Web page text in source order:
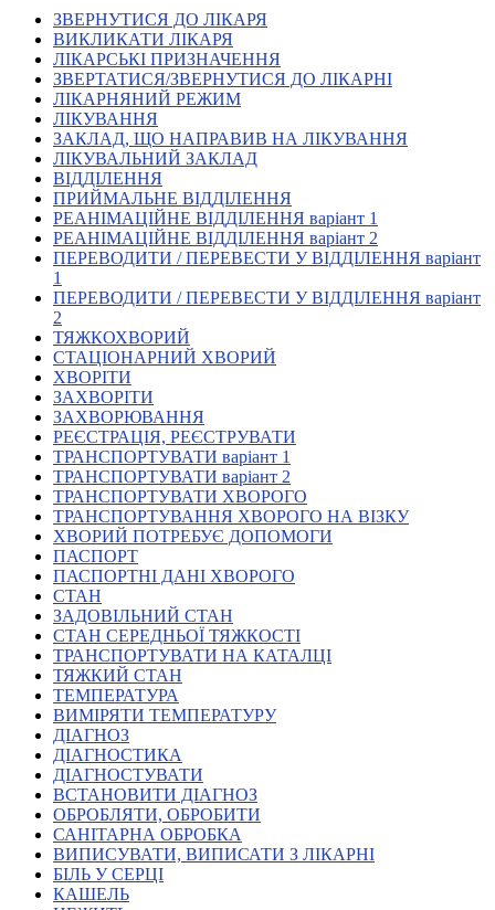
92 роки УТОГ
93 роки УТОГ
Історії та спогади ветеранів УТОГ
Кадрові зміни
Працевлаштування
Про глухих
Постаті в УТОГ
Все про УТОГ: ваші права, послуги та підтримка:
Важлива інформація
Благодійні справи
Історія глухих
Коронавірус
Брифінги
Офіційна інформація
Про УТОГ
Керівництво УТОГ
Громадські ради УТОГ ⩺
Всеукраїнська Рада голів обласних
організацій УТОГ
Всеукраїнська Рада ветеранів УТОГ
Всеукраїнська Рада перекладачів жестової
мови УТОГ
Всеукраїнська Рада директорів УТОГ
Молодіжні лідери УТОГ
Ветерани УТОГ
Мережа УТОГ
Підприємства УТОГ
Рекорди УТОГ
Видання УТОГ
Звіти
Посилання сторінок УТОГ
Контакти
Навчальні програми
Дошкільна освіта
Загальна освіта
Для абітурієнтів
Уроки
Українська жестова мова
ЗВЕРНУТИСЯ ДО ЛІКАРЯ
ВИКЛИКАТИ ЛІКАРЯ
ЛІКАРСЬКІ ПРИЗНАЧЕННЯ
ЗВЕРТАТИСЯ/ЗВЕРНУТИСЯ ДО ЛІКАРНІ
ЛІКАРНЯНИЙ РЕЖИМ
ЛІКУВАННЯ
ЗАКЛАД, ЩО НАПРАВИВ НА ЛІКУВАННЯ
ЛІКУВАЛЬНИЙ ЗАКЛАД
ВІДДІЛЕННЯ
ПРИЙМАЛЬНЕ ВІДДІЛЕННЯ
РЕАНІМАЦІЙНЕ ВІДДІЛЕННЯ варіант 1
РЕАНІМАЦІЙНЕ ВІДДІЛЕННЯ варіант 2
ПЕРЕВОДИТИ / ПЕРЕВЕСТИ У ВІДДІЛЕННЯ варіант
1
ПЕРЕВОДИТИ / ПЕРЕВЕСТИ У ВІДДІЛЕННЯ варіант
2
ТЯЖКОХВОРИЙ
СТАЦІОНАРНИЙ ХВОРИЙ
ХВОРІТИ
ЗАХВОРІТИ
ЗАХВОРЮВАННЯ
РЕЄСТРАЦІЯ, РЕЄСТРУВАТИ
ТРАНСПОРТУВАТИ варіант 1
ТРАНСПОРТУВАТИ варіант 2
ТРАНСПОРТУВАТИ ХВОРОГО
ТРАНСПОРТУВАННЯ ХВОРОГО НА ВІЗКУ
ХВОРИЙ ПОТРЕБУЄ ДОПОМОГИ
ПАСПОРТ
ПАСПОРТНІ ДАНІ ХВОРОГО
СТАН
ЗАДОВІЛЬНИЙ СТАН
СТАН СЕРЕДНЬОЇ ТЯЖКОСТІ
ТРАНСПОРТУВАТИ НА КАТАЛЦІ
ТЯЖКИЙ СТАН
ТЕМПЕРАТУРА
ВИМІРЯТИ ТЕМПЕРАТУРУ
ДІАГНОЗ
ДІАГНОСТИКА
ДІАГНОСТУВАТИ
ВСТАНОВИТИ ДІАГНОЗ
ОБРОБЛЯТИ, ОБРОБИТИ
САНІТАРНА ОБРОБКА
ВИПИСУВАТИ, ВИПИСАТИ З ЛІКАРНІ
БІЛЬ У СЕРЦІ
КАШЕЛЬ